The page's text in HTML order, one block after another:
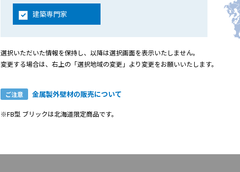
建築専門家
選択いただいた情報を保持し、以降は選択画面を表示いたしません。
変更する場合は、右上の「選択地域の変更」より変更をお願いいたします。
ご注意 金属製外壁材の販売について
※FB型 ブリックは北海道限定商品です。